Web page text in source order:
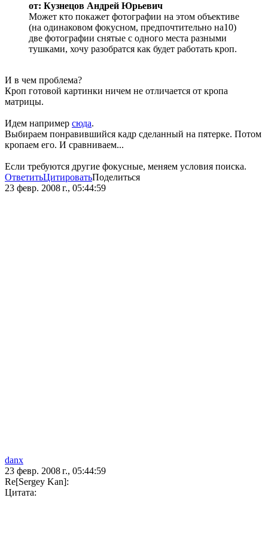
от: Кузнецов Андрей Юрьевич
Может кто покажет фотографии на этом объективе
(на одинаковом фокусном, предпочтительно на10)
две фотографии снятые с одного места разными
тушками, хочу разобратся как будет работать кроп.
И в чем проблема?
Кроп готовой картинки ничем не отличается от кропа
матрицы.
Идем например сюда.
Выбираем понравившийся кадр сделанный на пятерке. Потом
кропаем его. И сравниваем...
Если требуются другие фокусные, меняем условия поиска.
ОтветитьЦитироватьПоделиться
23 февр. 2008 г., 05:44:59
danx
23 февр. 2008 г., 05:44:59
Re[Sergey Kan]:
Цитата: